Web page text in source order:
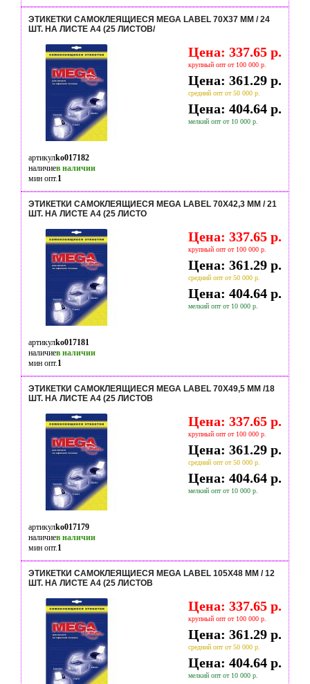
ЭТИКЕТКИ САМОКЛЕЯЩИЕСЯ MEGA LABEL 70Х37 ММ / 24
ШТ. НА ЛИСТЕ А4 (25 ЛИСТОВ/
Цена: 337.65 р.
крупный опт от 100 000 р.
Цена: 361.29 р.
средний опт от 50 000 р.
Цена: 404.64 р.
мелкий опт от 10 000 р.
артикулko017182
наличиев наличии
мин опт.1
ЭТИКЕТКИ САМОКЛЕЯЩИЕСЯ MEGA LABEL 70Х42,3 ММ / 21
ШТ. НА ЛИСТЕ А4 (25 ЛИСТО
Цена: 337.65 р.
крупный опт от 100 000 р.
Цена: 361.29 р.
средний опт от 50 000 р.
Цена: 404.64 р.
мелкий опт от 10 000 р.
артикулko017181
наличиев наличии
мин опт.1
ЭТИКЕТКИ САМОКЛЕЯЩИЕСЯ MEGA LABEL 70Х49,5 ММ /18
ШТ. НА ЛИСТЕ А4 (25 ЛИСТОВ
Цена: 337.65 р.
крупный опт от 100 000 р.
Цена: 361.29 р.
средний опт от 50 000 р.
Цена: 404.64 р.
мелкий опт от 10 000 р.
артикулko017179
наличиев наличии
мин опт.1
ЭТИКЕТКИ САМОКЛЕЯЩИЕСЯ MEGA LABEL 105Х48 ММ / 12
ШТ. НА ЛИСТЕ А4 (25 ЛИСТОВ
Цена: 337.65 р.
крупный опт от 100 000 р.
Цена: 361.29 р.
средний опт от 50 000 р.
Цена: 404.64 р.
мелкий опт от 10 000 р.